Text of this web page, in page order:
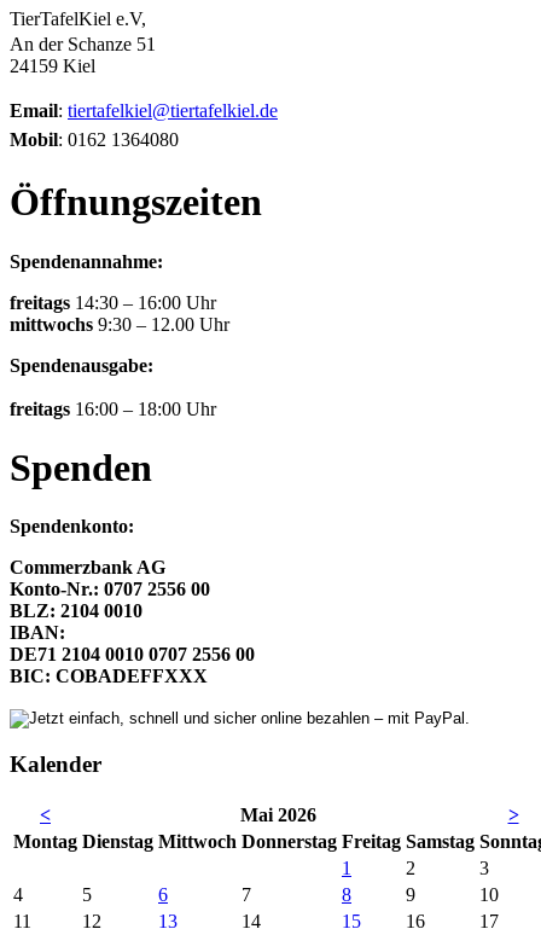
TierTafelKiel e.V,
An der Schanze 51
24159 Kiel
Email: tiertafelkiel@tiertafelkiel.de
Mobil: 0162 1364080
Öffnungszeiten
Spendenannahme:
freitags 14:30 – 16:00 Uhr
mittwochs 9:30 – 12.00 Uhr
Spendenausgabe:
freitags 16:00 – 18:00 Uhr
Spenden
Spendenkonto:
Commerzbank AG
Konto-Nr.: 0707 2556 00
BLZ: 2104 0010
IBAN:
DE71 2104 0010 0707 2556 00
BIC: COBADEFFXXX
Kalender
< Mai 2026
>
Montag Dienstag Mittwoch Donnerstag Freitag Samstag So
1
2
3
4
5 6 7 8 9
10
11
12 13 14 15 16 17